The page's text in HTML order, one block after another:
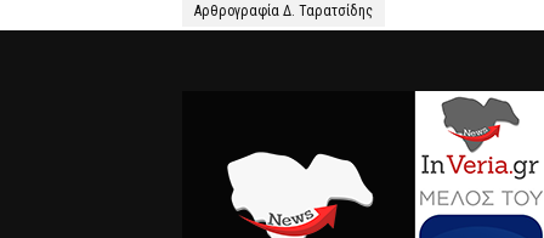
Αρθρογραφία Δ. Ταρατσίδης